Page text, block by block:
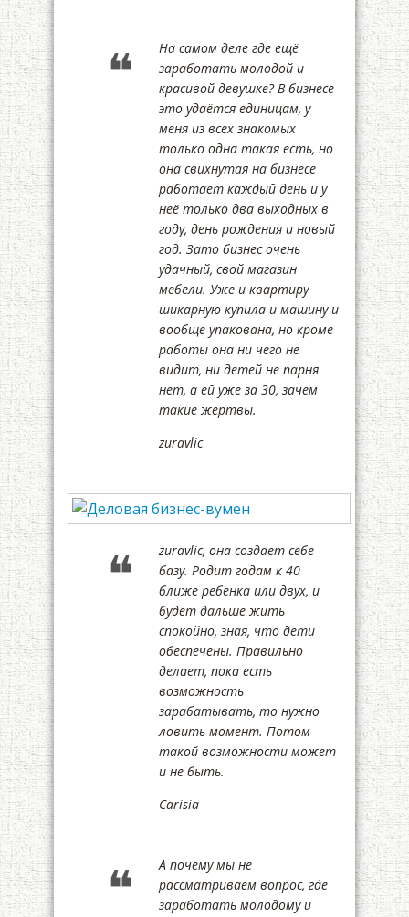
На самом деле где ещё
заработать молодой и
красивой девушке? В бизнесе
это удаётся единицам, у
меня из всех знакомых
только одна такая есть, но
она свихнутая на бизнесе
работает каждый день и у
неё только два выходных в
году, день рождения и новый
год. Зато бизнес очень
удачный, свой магазин
мебели. Уже и квартиру
шикарную купила и машину и
вообще упакована, но кроме
работы она ни чего не
видит, ни детей не парня
нет, а ей уже за 30, зачем
такие жертвы.
zuravlic
zuravlic, она создает себе
базу. Родит годам к 40
ближе ребенка или двух, и
будет дальше жить
спокойно, зная, что дети
обеспечены. Правильно
делает, пока есть
возможность
зарабатывать, то нужно
ловить момент. Потом
такой возможности может
и не быть.
Carisia
А почему мы не
рассматриваем вопрос, где
заработать молодому и